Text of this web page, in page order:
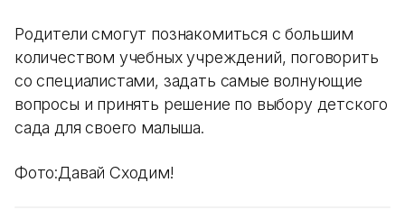
Родители смогут познакомиться с большим
количеством учебных учреждений, поговорить
со специалистами, задать самые волнующие
вопросы и принять решение по выбору детского
сада для своего малыша.
Фото:Давай Сходим!